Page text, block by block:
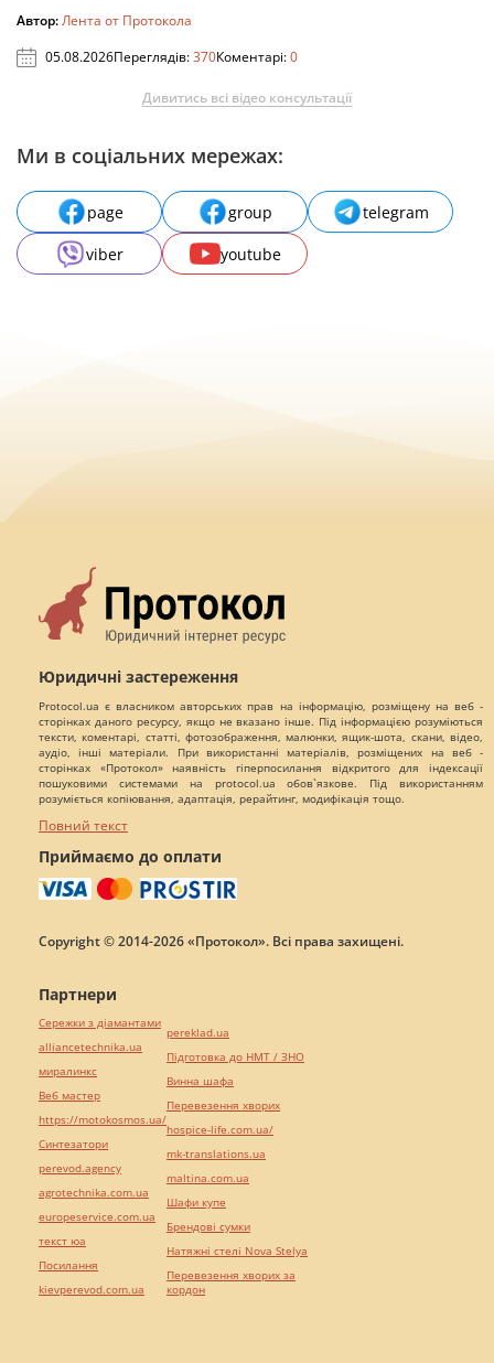
Автор:Лента от Протокола
05.08.2026Переглядів:370Коментарі:0
Дивитись всі відео консультації
Ми в соціальних мережах:
page group
telegram
viber
youtube
Юридичні застереження
Protocol.ua є власником авторських прав на інформацію, розміщену на веб -
сторінках даного ресурсу, якщо не вказано інше. Під інформацією розуміються
тексти, коментарі, статті, фотозображення, малюнки, ящик-шота, скани, відео,
аудіо, інші матеріали. При використанні матеріалів, розміщених на веб -
сторінках «Протокол» наявність гіперпосилання відкритого для індексації
пошуковими системами на protocol.ua обов`язкове. Під використанням
розуміється копіювання, адаптація, рерайтинг, модифікація тощо.
Повний текст
Приймаємо до оплати
Copyright © 2014-2026 «Протокол». Всі права захищені.
Партнери
Сережки з діамантами
alliancetechnika.ua
миралинкс
Веб мастер
https://motokosmos.ua/
Синтезатори
perevod.agency
agrotechnika.com.ua
europeservice.com.ua
текст юа
Посилання
kievperevod.com.ua
pereklad.ua
Підготовка до НМТ / ЗНО
Винна шафа
Перевезення хворих
hospice-life.com.ua/
mk-translations.ua
maltina.com.ua
Шафи купе
Брендові сумки
Натяжні стелі Nova Stelya
Перевезення хворих за
кордон